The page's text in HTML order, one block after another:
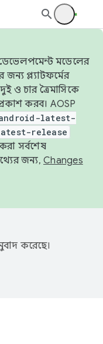
ডেভেলপমেন্ট মডেলের
জন্য প্ল্যাটফর্মের
ও চার ত্রৈমাসিকে
করব। AOSP
latest-
release
সর্বশেষ
জন্য, Changes
করেছে।